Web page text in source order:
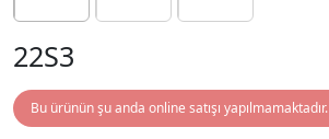
22S3
Bu ürünün şu anda online satışı yapılmamaktadır.